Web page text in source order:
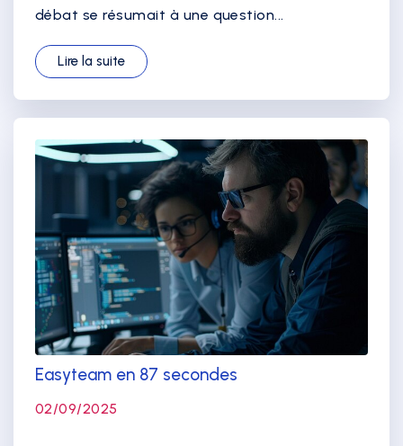
débat se résumait à une question...
Lire la suite
Easyteam en 87 secondes
02/09/2025